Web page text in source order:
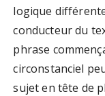
logique
conducteur du
phrase
circonstanciel
sujet en tête de